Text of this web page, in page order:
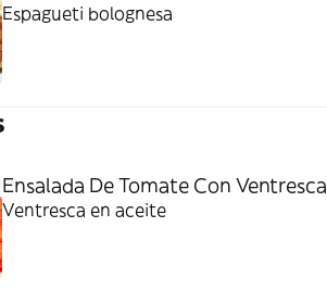
Espagueti bolognesa
Ensalada De Tomate Con Ventresca
Ventresca en aceite